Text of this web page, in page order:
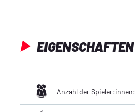
EIGENSCHAFTEN
Anzahl der Spieler:innen: